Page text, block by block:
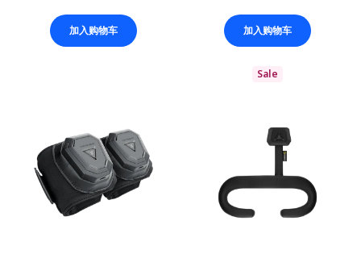
加入购物车 加入购物车
Sale